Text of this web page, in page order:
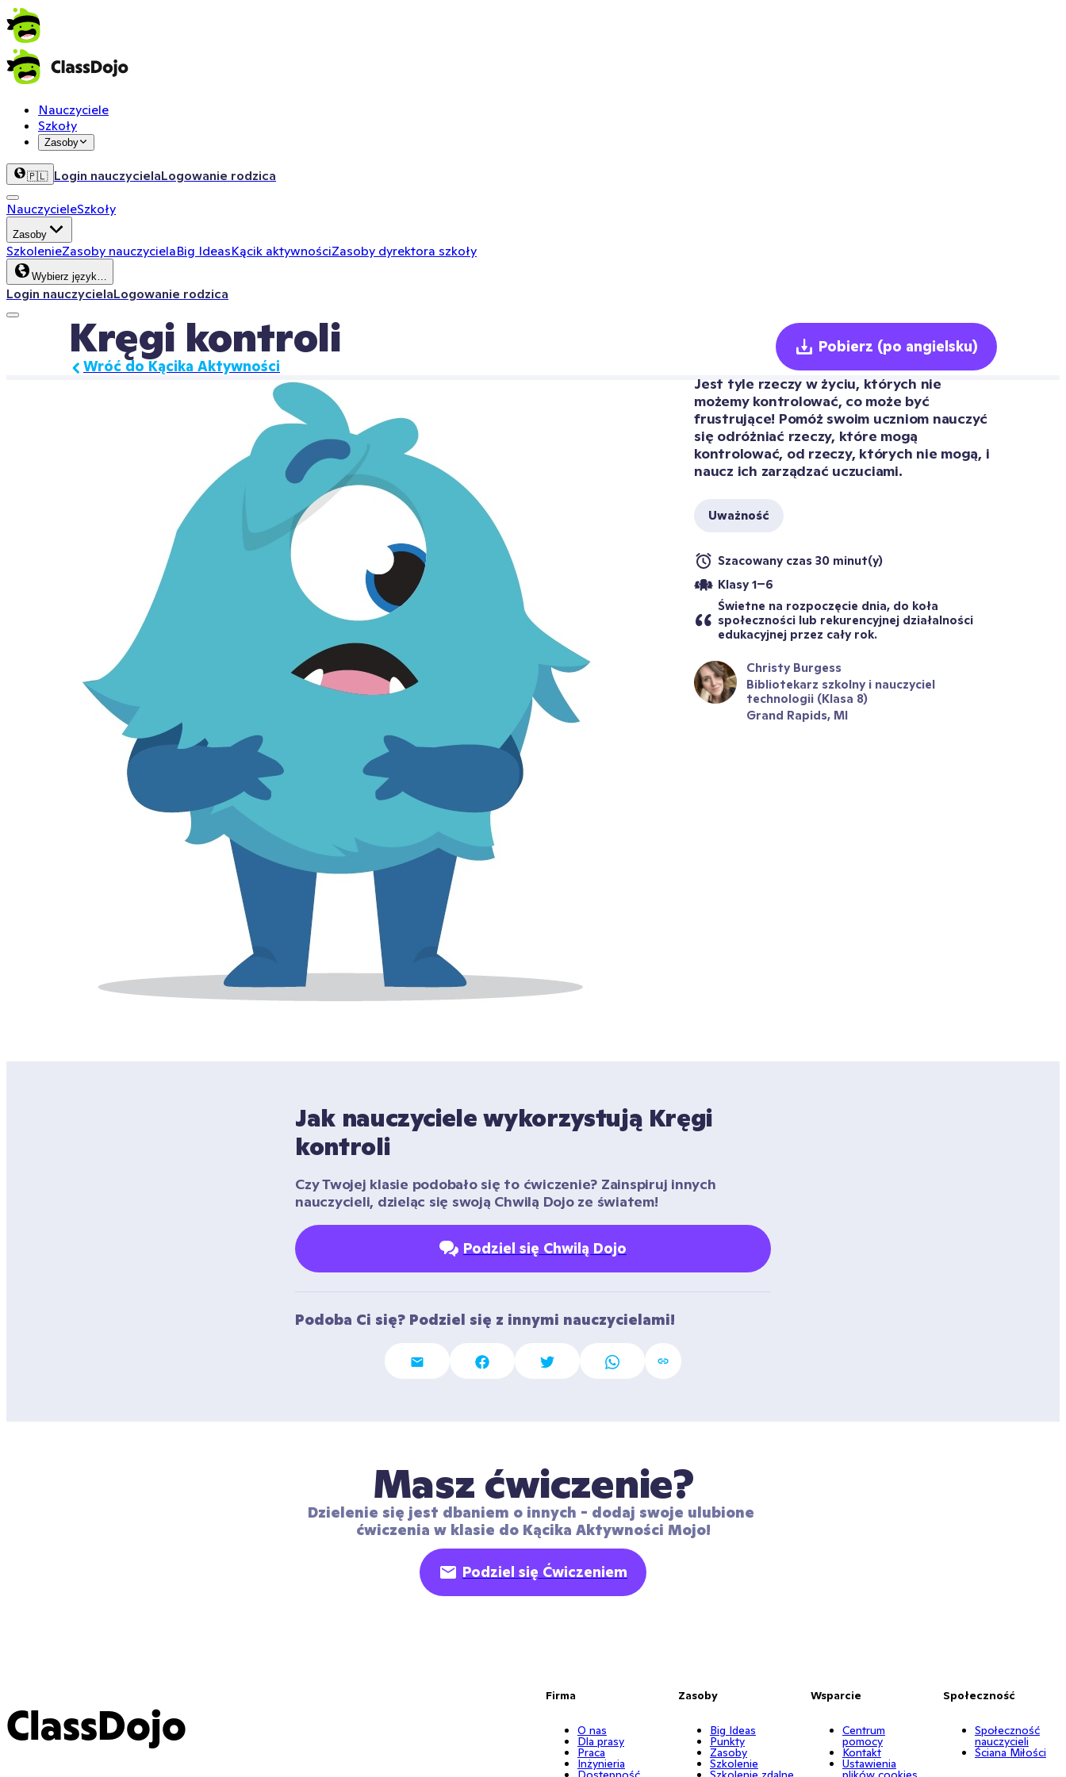
Nauczyciele
Szkoły
Zasoby
🇵🇱 Login nauczycielaLogowanie rodzica
NauczycieleSzkoły
Zasoby
SzkolenieZasoby nauczycielaBig IdeasKącik aktywnościZasoby dyrektora szkoły
Wybierz język…
Login nauczycielaLogowanie rodzica
Kręgi kontroli
Wróć do Kącika Aktywności
Pobierz (po angielsku)
Jest tyle rzeczy w życiu, których nie
możemy kontrolować, co może być
frustrujące! Pomóż swoim uczniom nauczyć
się odróżniać rzeczy, które mogą
kontrolować, od rzeczy, których nie mogą, i
naucz ich zarządzać uczuciami.
Uważność
Szacowany czas 30 minut(y)
Klasy 1–6
Świetne na rozpoczęcie dnia, do koła
społeczności lub rekurencyjnej działalności
edukacyjnej przez cały rok.
Christy Burgess
Bibliotekarz szkolny i nauczyciel
technologii (Klasa 8)
Grand Rapids, MI
Jak nauczyciele wykorzystują Kręgi
kontroli
Czy Twojej klasie podobało się to ćwiczenie? Zainspiruj innych
nauczycieli, dzieląc się swoją Chwilą Dojo ze światem!
Podziel się Chwilą Dojo
Podoba Ci się? Podziel się z innymi nauczycielami!
Masz ćwiczenie?
Dzielenie się jest dbaniem o innych - dodaj swoje ulubione
ćwiczenia w klasie do Kącika Aktywności Mojo!
Podziel się Ćwiczeniem
ClassDojo
Firma
O nas
Dla prasy
Praca
Inżynieria
Zasoby
Big Ideas
Punkty
Zasoby
Szkolenie
Wsparcie
Centrum
pomocy
Kontakt
Ustawienia
Społeczność
Społeczność
nauczycieli
Ściana Miłości